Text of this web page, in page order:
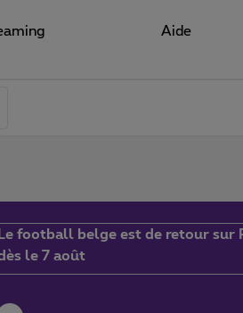
Aide
football belge est de retour sur
le 7 août